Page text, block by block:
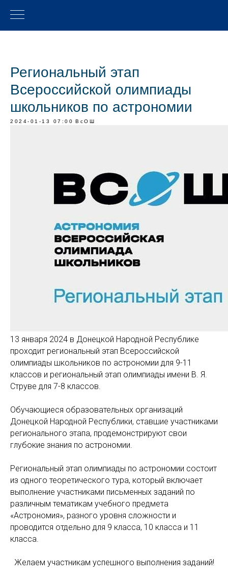
Региональный этап
Всероссийской олимпиады
школьников по астрономии
2024-01-13 07:00 ВсОШ
13 января 2024 в Донецкой Народной Республике
проходит региональный этап Всероссийской
олимпиады школьников по астрономии для 9-11
классов и региональный этап олимпиады имени В. Я.
Струве для 7-8 классов.
Обучающиеся образовательных организаций
Донецкой Народной Республики, ставшие участниками
регионального этапа, продемонстрируют свои
глубокие знания по астрономии.
Региональный этап олимпиады по астрономии состоит
из одного теоретического тура, который включает
выполнение участниками письменных заданий по
различным тематикам учебного предмета
«Астрономия», разного уровня сложности и
проводится отдельно для 9 класса, 10 класса и 11
класса.
Желаем участникам успешного выполнения заданий!